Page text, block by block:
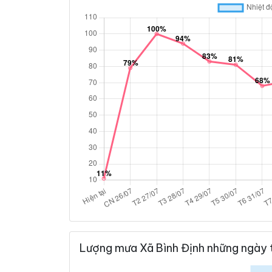
Lượng mưa Xã Bình Định những ngày